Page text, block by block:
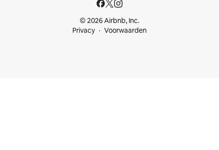
© 2026 Airbnb, Inc.
Privacy
Voorwaarden